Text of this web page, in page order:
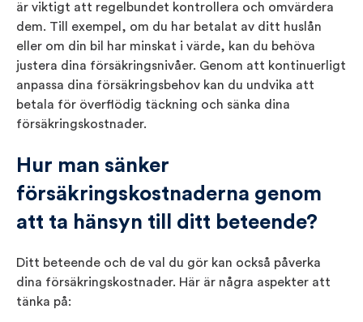
är viktigt att regelbundet kontrollera och omvärdera
dem. Till exempel, om du har betalat av ditt huslån
eller om din bil har minskat i värde, kan du behöva
justera dina försäkringsnivåer. Genom att kontinuerligt
anpassa dina försäkringsbehov kan du undvika att
betala för överflödig täckning och sänka dina
försäkringskostnader.
Hur man sänker
försäkringskostnaderna genom
att ta hänsyn till ditt beteende?
Ditt beteende och de val du gör kan också påverka
dina försäkringskostnader. Här är några aspekter att
tänka på: